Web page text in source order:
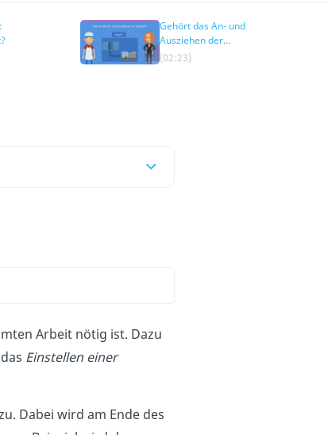
Gehört das An- und
Ausziehen der
Arbeitskleidung nun
(02:23)
Arbeit nötig ist. Dazu
Einstellen einer
Dabei wird am Ende des